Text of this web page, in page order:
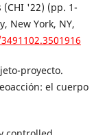
'22) (pp. 1-
New York, NY,
proyecto.
el cuerpo